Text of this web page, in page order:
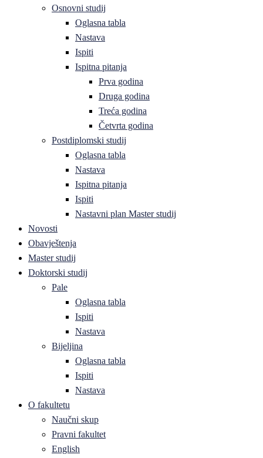
Osnovni studij
Oglasna tabla
Nastava
Ispiti
Ispitna pitanja
Prva godina
Druga godina
Treća godina
Četvrta godina
Postdiplomski studij
Oglasna tabla
Nastava
Ispitna pitanja
Ispiti
Nastavni plan Master studij
Novosti
Obavještenja
Master studij
Doktorski studij
Pale
Oglasna tabla
Ispiti
Nastava
Bijeljina
Oglasna tabla
Ispiti
Nastava
O fakultetu
Naučni skup
Pravni fakultet
English